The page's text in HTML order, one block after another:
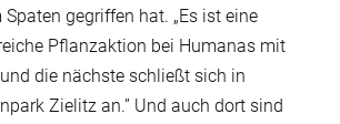
Spaten gegriffen hat. „Es ist eine
Pflanzaktion bei Humanasmit
die nächste schließt sich in
Zielitz an.” Und auch dort sind